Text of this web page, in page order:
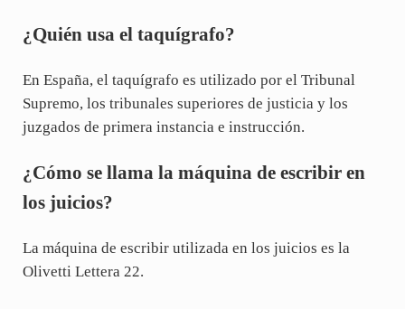
¿Quién usa el taquígrafo?
En España, el taquígrafo es utilizado por el Tribunal
Supremo, los tribunales superiores de justicia y los
juzgados de primera instancia e instrucción.
¿Cómo se llama la máquina de escribir en
los juicios?
La máquina de escribir utilizada en los juicios es la
Olivetti Lettera 22.